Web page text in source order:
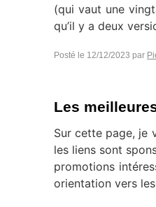
(qui vaut une
qu’il y a deux
Posté le 12/12/2023 par
Les
Sur cette page, je
les liens sont
promotions
orientation vers